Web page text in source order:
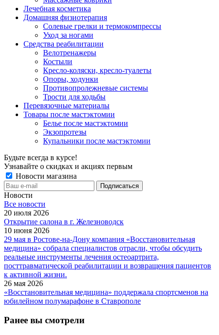
Лечебная косметика
Домашняя физиотерапия
Солевые грелки и термокомпрессы
Уход за ногами
Средства реабилитации
Велотренажеры
Костыли
Кресло-коляски, кресло-туалеты
Опоры, ходунки
Противопролежневые системы
Трости для ходьбы
Перевязочные материалы
Товары после мастэктомии
Белье после мастэктомии
Экзопротезы
Купальники после мастэктомии
Будьте всегда в курсе!
Узнавайте о скидках и акциях первым
Новости магазина
Новости
Все новости
20 июля 2026
Открытие салона в г. Железноводск
10 июня 2026
29 мая в Ростове-на-Дону компания «Восстановительная
медицина» собрала специалистов отрасли, чтобы обсудить
реальные инструменты лечения остеоартрита,
посттравматической реабилитации и возвращения пациентов
к активной жизни.
26 мая 2026
«Восстановительная медицина» поддержала спортсменов на
юбилейном полумарафоне в Ставрополе
Ранее вы смотрели